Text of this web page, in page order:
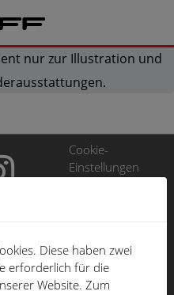
nur zur Illustration und
Cookie-
Einstellungen
Datenschutz
Öffnungszeiten
Diese haben zwei
erforderlich für die
Website. Zum